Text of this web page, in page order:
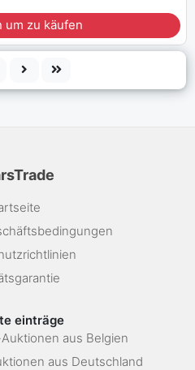
um zu käufen
einträge
aus Belgien
aus Deutschland